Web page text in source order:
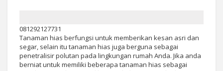
081292127731
Tanaman hias berfungsi untuk memberikan kesan asri dan
segar, selain itu tanaman hias juga berguna sebagai
penetralisir polutan pada lingkungan rumah Anda. Jika anda
berniat untuk memiliki beberapa tanaman hias sebagai